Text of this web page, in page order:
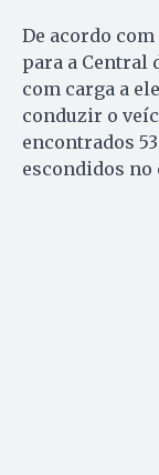
De acordo
para a Central
com carga a
conduzir o
encontrados
escondidos no